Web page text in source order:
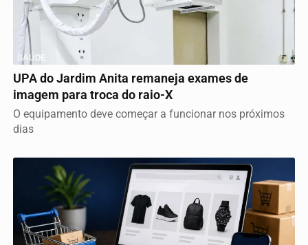
SAÚDE
UPA do Jardim Anita remaneja exames de
imagem para troca do raio-X
O equipamento deve começar a funcionar nos próximos
dias